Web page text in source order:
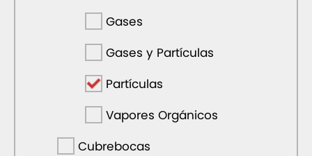
Gases
Gases y Partículas
Partículas
Vapores Orgánicos
Cubrebocas